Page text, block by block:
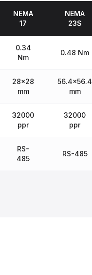
NEMA
17
NEMA
23S
0.34
Nm
0.48 Nm
28x28
mm
56.4x56.4
mm
32000
ppr
32000
ppr
RS-
485
RS-485